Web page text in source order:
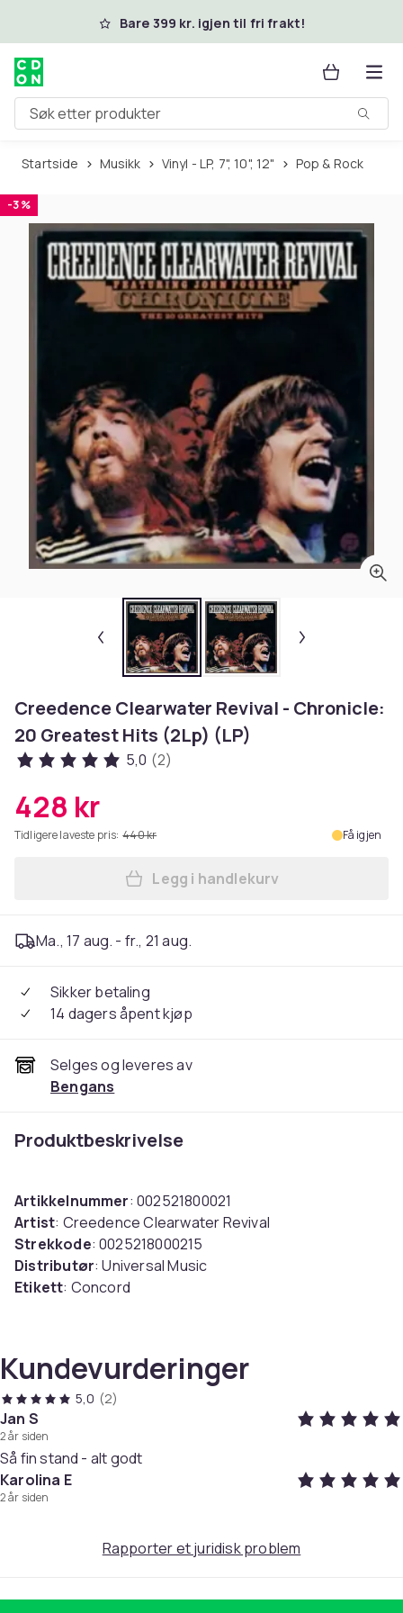
Hopp til hovedinnholdBare 399 kr. igjen til fri frakt!
Søk etter produkter
Startside Musikk Vinyl - LP, 7", 10", 12" Pop & Rock
-3 %
Creedence Clearwater Revival - Chronicle:
20 Greatest Hits (2Lp) (LP)
5,0 (2)
428 kr
Tidligere laveste pris: 440 kr Få igjen
Legg Creedence
Legg i handlekurv
Ma., 17 aug. - fr., 21 aug.
Sikker betaling
14 dagers åpent kjøp
Selges og leveres av
Bengans
Produktbeskrivelse
Artikkelnummer: 002521800021
Artist: Creedence Clearwater Revival
Strekkode: 0025218000215
Distributør: Universal Music
Etikett: Concord
1. Lp1
2. Susie Q
3. I Put A Spell On You
4. Proud Mary
5. Bad Moon Rising
6. Lodi
9. Down On The Corner
11. Travelin' Band
Kundevurderinger
5,0 (2)
Jan S
2 år siden
Så fin stand - alt godt
Karolina E
2 år siden
Rapporter et juridisk problem